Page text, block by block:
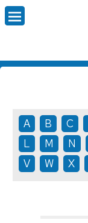
A B C
L
M N
V
W X